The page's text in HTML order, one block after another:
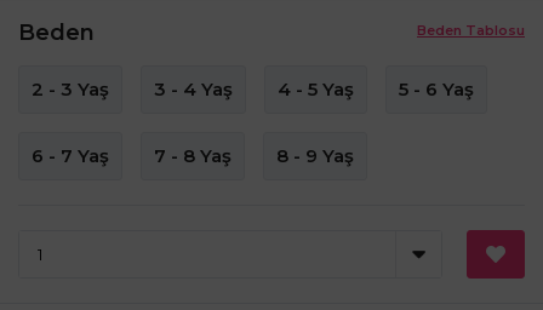
Beden Tablosu
Beden
2 - 3 Yaş 3 - 4 Yaş 4 - 5 Yaş 5 - 6 Yaş
6 - 7 Yaş 7 - 8 Yaş 8 - 9 Yaş